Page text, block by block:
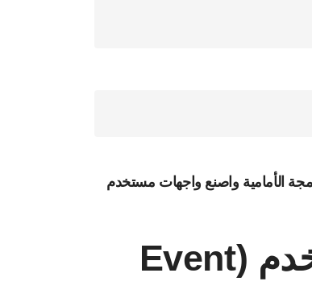
الأمامية واصنع واجهات مستخدم
الأحداث والتفاعل مع المستخدم (Event